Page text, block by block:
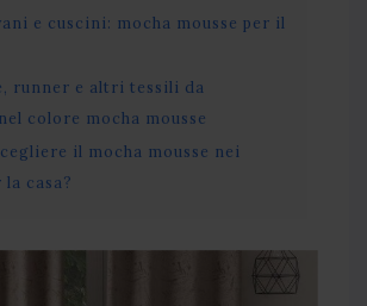
e cuscini: mocha mousse per il
runner e altri tessili da
colore mocha mousse
il mocha mousse nei
casa?